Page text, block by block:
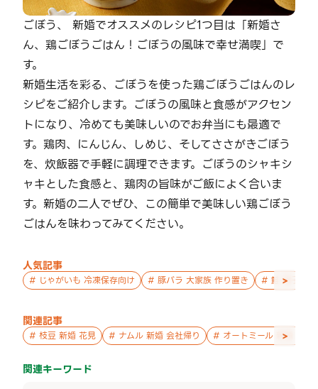
ごぼう、 新婚でオススメのレシピ1つ目は「新婚さ
ん、鶏ごぼうごはん！ごぼうの風味で幸せ満喫」で
す。
新婚生活を彩る、ごぼうを使った鶏ごぼうごはんのレ
シピをご紹介します。ごぼうの風味と食感がアクセン
トになり、冷めても美味しいのでお弁当にも最適で
す。鶏肉、にんじん、しめじ、そしてささがきごぼう
を、炊飯器で手軽に調理できます。ごぼうのシャキシ
ャキとした食感と、鶏肉の旨味がご飯によく合いま
す。新婚の二人でぜひ、この簡単で美味しい鶏ごぼう
ごはんを味わってみてください。
人気記事
# じゃがいも 冷凍保存向け # 豚バラ 大家族 作り置き # 鮭 親子 作
>
関連記事
# 枝豆 新婚 花見 # ナムル 新婚 会社帰り # オートミール 新婚 パー
>
関連キーワード